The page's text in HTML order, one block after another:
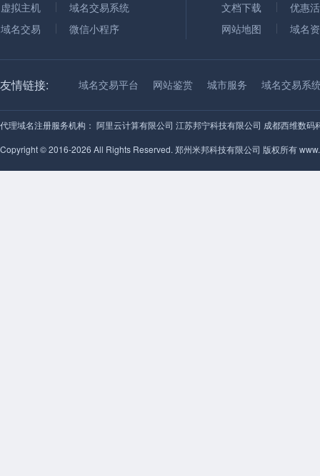
虚拟主机
域名交易系统
域名交易
微信小程序
文档下载
优惠
网站地图
域名
友情链接: 域名交易平台 网站鉴赏 城市服务 域名交易系
代理域名注册服务机构： 阿里云计算有限公司 江苏邦宁科技有限公司 成都西维数码
Copyright © 2016-2026 All Rights Reserved. 郑州米邦科技有限公司 版权所有